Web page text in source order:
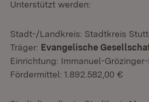
Unterstützt werden:
Stadt-/Landkreis: Stadtkreis
Träger: Evangelische
Einrichtung: Immanuel-
Fördermittel: 1.892.582,00 €